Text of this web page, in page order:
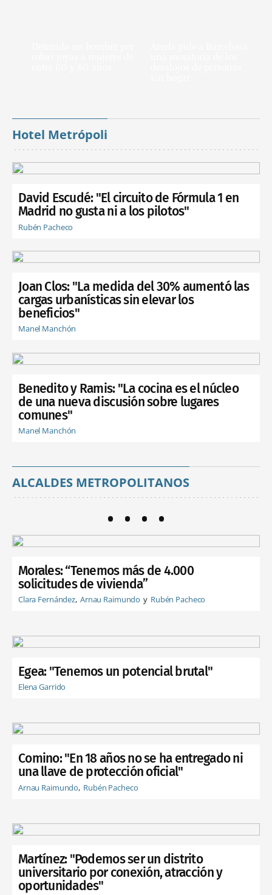
Hotel Metrópoli
David Escudé: "El circuito de Fórmula 1 en
Madrid no gusta ni a los pilotos"
Rubén Pacheco
Joan Clos: "La medida del 30% aumentó las
cargas urbanísticas sin elevar los
beneficios"
Manel Manchón
Benedito y Ramis: "La cocina es el núcleo
de una nueva discusión sobre lugares
comunes"
Manel Manchón
ALCALDES METROPOLITANOS
Morales: “Tenemos más de 4.000
solicitudes de vivienda”
Clara Fernández Arnau Raimundo Rubén Pacheco
Egea: "Tenemos un potencial brutal"
Elena Garrido
Comino: "En 18 años no se ha entregado ni
una llave de protección oficial"
Arnau Raimundo Rubén Pacheco
Martínez: "Podemos ser un distrito
universitario por conexión, atracción y
oportunidades"